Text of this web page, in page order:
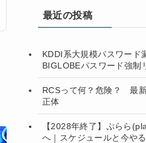
最近の投稿
KDDI系大規模パスワード
BIGLOBEパスワード強制
RCSって何？危険？ 最
正体
【2028年終了】ぷらら
へ｜スケジュールと今や